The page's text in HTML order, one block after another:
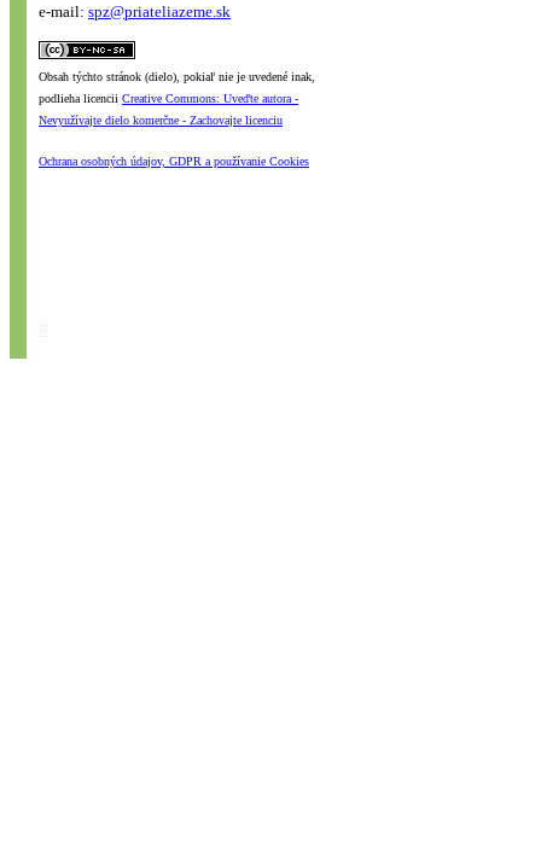
e-mail: spz@priateliazeme.sk
Obsah týchto stránok (dielo), pokiaľ nie je uvedené inak,
podlieha licencii Creative Commons: Uveďte autora -
Nevyužívajte dielo komerčne - Zachovajte licenciu
Ochrana osobných údajov, GDPR a používanie Cookies